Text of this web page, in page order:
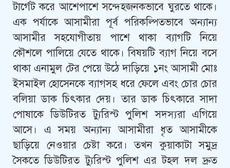
টার্গেট করে আশেপাশে সন্দেহজনকভাবে ঘুরতে থাকে।
এক পর্যাকে আসামীরা পূর্ব পরিকল্পিতভাবে অন্যান্য
আসামীর সহযোগীতায় পাশে থাকা ব্যাগটি নিয়ে
কৌশলে পালিয়ে যেতে থাকে। বিষয়টি ব্যাগ নিয়ে বসে
থাকা এনামুল টের পেয়ে উঠে দাড়িয়ে ১নং আসামী মোঃ
ইসমাইল হোসেনকে ব্যাগসহ ধরে ফেলে এবং চোর চোর
বলিয়া ডাক চিৎকার দেয়। তার ডাক চিৎকারে সাদা
পোষাকে ডিউটিরত ট্যুরিস্ট পুলিশ সদস্যরা এগিয়ে
আসে। এ সময় অন্যান্য আসামীরা ধৃত আসামীকে
ছাড়িয়ে নেওয়ার চেষ্টা করে। তখন কুয়াকাটা সমুদ্র
সৈকতে ডিউটিরত ট্যুরিস্ট পুলিশ এর টহল দল দ্রুত